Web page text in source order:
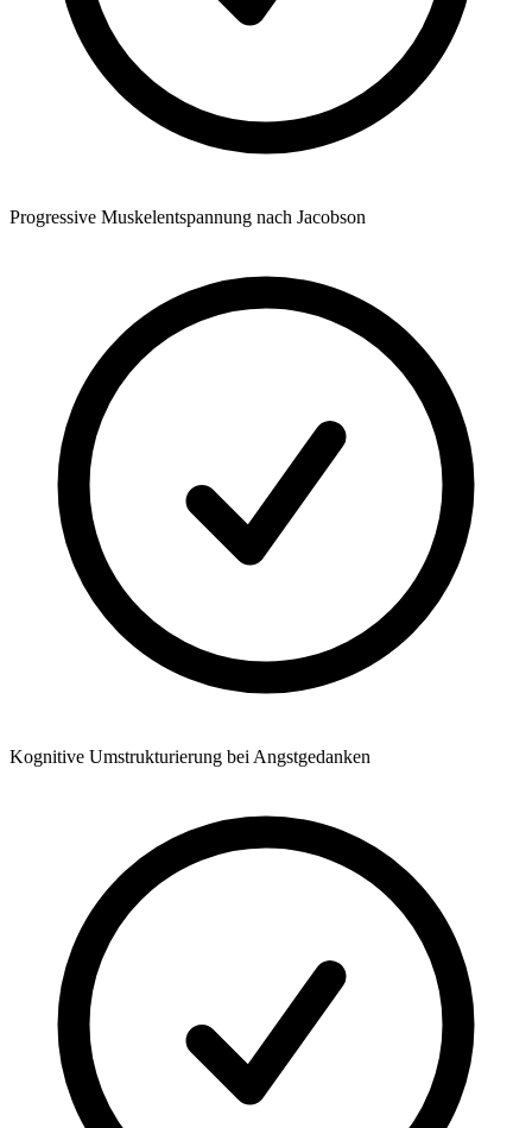
Progressive Muskelentspannung nach Jacobson
Kognitive Umstrukturierung bei Angstgedanken